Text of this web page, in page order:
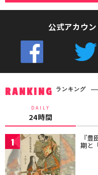
公式アカウ
RANKING ランキング
DAILY
24時間
1 『
期と